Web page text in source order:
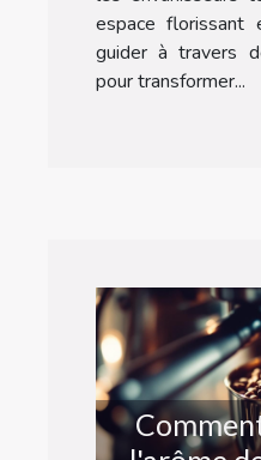
espace florissant
guider à travers
pour transformer...